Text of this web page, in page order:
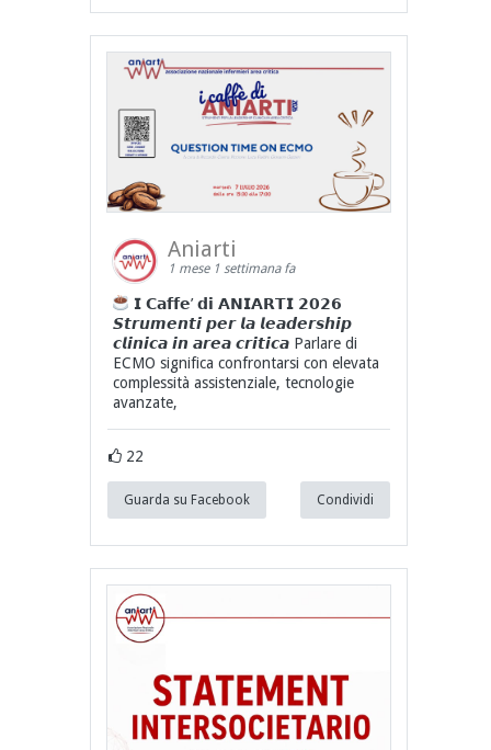
Aniarti
1 mese 1 settimana fa
𝗜 𝗖𝗮𝗳𝗳𝗲’ 𝗱𝗶 𝗔𝗡𝗜𝗔𝗥𝗧𝗜 𝟮𝟬𝟮𝟲
𝙎𝙩𝙧𝙪𝙢𝙚𝙣𝙩𝙞 𝙥𝙚𝙧 𝙡𝙖 𝙡𝙚𝙖𝙙𝙚𝙧𝙨𝙝𝙞𝙥
𝙘𝙡𝙞𝙣𝙞𝙘𝙖 𝙞𝙣 𝙖𝙧𝙚𝙖 𝙘𝙧𝙞𝙩𝙞𝙘𝙖 Parlare di
ECMO significa confrontarsi con elevata
complessità assistenziale, tecnologie
avanzate,
22
Guarda su Facebook Condividi